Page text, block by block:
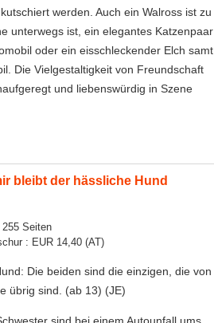
werden. Auch ein Walross ist zu
unterwegs ist, ein elegantes Katzenpaar
oder ein eisschleckender Elch samt
Die Vielgestaltigkeit von Freundschaft
und liebenswürdig in Szene
bleibt der hässliche Hund
Seiten
: EUR 14,40 (AT)
Die beiden sind die einzigen, die von
übrig sind. (ab 13) (JE)
sind bei einem Autounfall ums